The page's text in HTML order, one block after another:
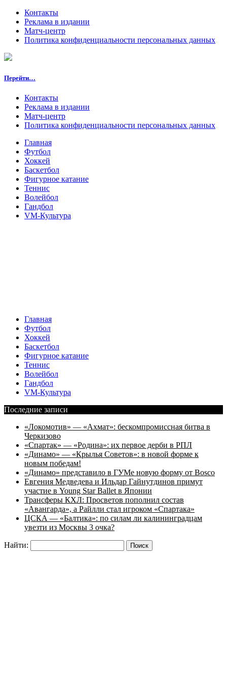
Контакты
Реклама в издании
Матч-центр
Политика конфиденциальности персональных данных
Перейти…
Контакты
Реклама в издании
Матч-центр
Политика конфиденциальности персональных данных
Главная
Футбол
Хоккей
Баскетбол
Фигурное катание
Теннис
Волейбол
Гандбол
VM-Культура
Главная
Футбол
Хоккей
Баскетбол
Фигурное катание
Теннис
Волейбол
Гандбол
VM-Культура
Последние записи
«Локомотив» — «Ахмат»: бескомпромиссная битва в
Черкизово
«Спартак» — «Родина»: их первое дерби в РПЛ
«Динамо» — «Крылья Советов»: в новой форме к
новым победам!
«Динамо» представило в ГУМе новую форму от Bosco
Евгения Медведева и Ильдар Гайнутдинов примут
участие в Young Star Ballet в Японии
Трансферы КХЛ: Просветов пополнил состав
«Авангарда», а Райлли стал игроком «Спартака»
ЦСКА — «Балтика»: по силам ли калининградцам
увезти из Москвы 3 очка?
Найти: